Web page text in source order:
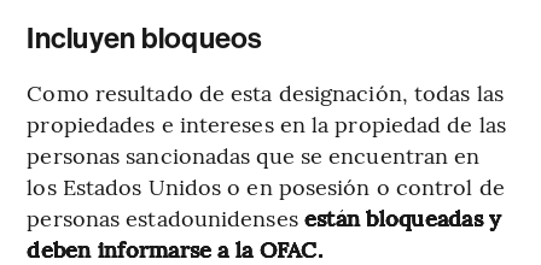
Incluyen bloqueos
Como resultado de esta designación, todas las
propiedades e intereses en la propiedad de las
personas sancionadas que se encuentran en
los Estados Unidos o en posesión o control de
personas estadounidenses están bloqueadas y
deben informarse a la OFAC.